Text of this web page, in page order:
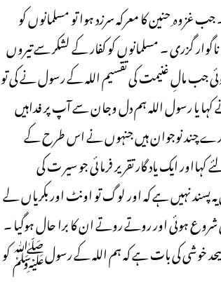
حنین کا معرکہ سرزد ہوا تو مسلمانوں کو
ناگوار گزری ۔ مسلمانوں کو کفار کے لشکر سے تیروں
جب مالِ غنیمت کی تقسیم اللہ کے رسول نے کی تو
کہا یا رسول اللہ ہم دل وجان سے آپ پر فداہیں
چند نوجوان ہیں جنہوں نے اس طرح کے
ایک یاد گار تقریر فرمائی جو سیر ت کی
یہ پسند نہیں ہے کہ اور لوگ تو اونٹ اور بکریاں لے
ہوئی اور روتے روتے ان کا برا حال ہوگیا ۔
خوشی کی بات ہے کہ ہم اللہ کے رسولﷺ کو